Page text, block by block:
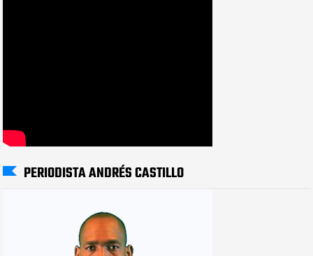
PERIODISTA ANDRÉS CASTILLO